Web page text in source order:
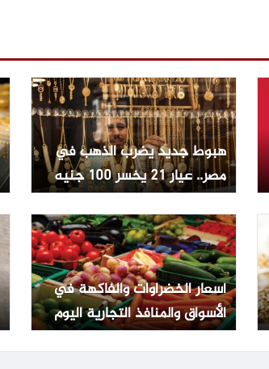
هبوط جديد يضرب الذهب في
مصر.. عيار 21 يخسر 100 جنيه
أسعار الخضراوات والفاكهة في
الأسواق والمنافذ التجارية اليوم
الجمعة 3 يوليو 2026